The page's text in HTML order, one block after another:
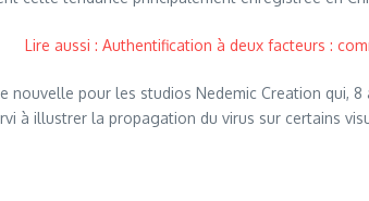
Lire aussi : Authentification à deux facteurs :
nouvelle pour les studios Nedemic Creation
à illustrer la propagation du virus sur certains